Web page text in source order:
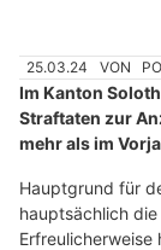
25.03.24 VON
Im Kanton
Straftaten zur
mehr als im
Hauptgrund für
hauptsächlich